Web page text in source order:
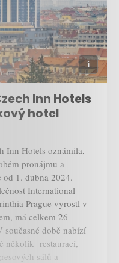
Inn Hotels
hotel
Inn Hotels oznámila,
pronájmu a
od 1. dubna 2024.
International
Prague vyrostl v
má celkem 26
době nabízí
několik restaurací,
sálů a